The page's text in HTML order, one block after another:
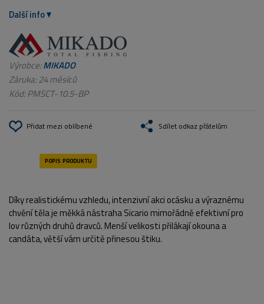
Další info
Výrobce:MIKADO
Záruka: 24 měsíců
Kód:PMSCT-10.5-BP
Přidat mezi oblíbené Sdílet odkaz přátelům
Díky realistickému vzhledu, intenzivní akci ocásku a výraznému
chvění těla je měkká nástraha Sicario mimořádně efektivní pro
lov různých druhů dravců. Menší velikosti přilákají okouna a
candáta, větší vám určitě přinesou štiku.